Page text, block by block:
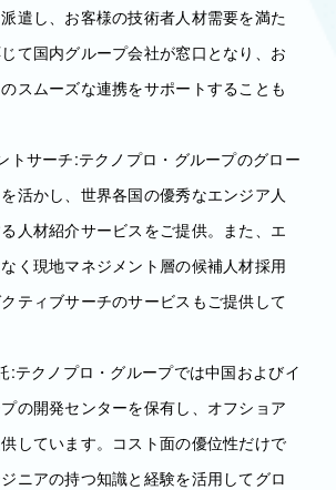
遣し、お客様の技術者人材需要を満た
て国内グループ会社が窓口となり、お
スムーズな連携をサポートすることも
トサーチ:テクノプロ・グループのグロー
活かし、世界各国の優秀なエンジア人
人材紹介サービスをご提供。また、エ
く現地マネジメント層の候補人材採用
ティブサーチのサービスもご提供して
:テクノプロ・グループでは中国およびイ
の開発センターを保有し、オフショア
しています。コスト面の優位性だけで
ニアの持つ知識と経験を活用してグロ